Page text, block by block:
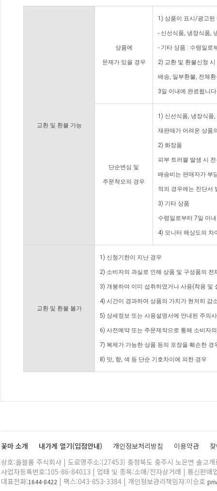
교환 및 환불 가능
상품에
문제가 있을 경우
1) 상품이 표시/광고된
- 신선식품, 냉장식품,
- 기타 상품 : 수령일로
2) 교환 및 환불신청
배송, 일부환불, 전체
3일 이내에 완료됩니
단순변심 및
주문착오의 경우
1) 신선식품, 냉장식품
재판매가 어려운 상품
2) 화장품
피부 트러블 발생 시
배송비는 판매자가 부
적의 경우에는 진단서
3) 기타 상품
수령일로부터 7일 이
4) 모니터 해상도의 차
교환 및 환불 불가
1) 신청기한이 지난 경우
2) 소비자의 과실로 인해 상품 및 구성품의
3) 개봉하여 이미 섭취하였거나 사용(착용 및
4) 시간이 경과하여 상품의 가치가 현저히 감
5) 상세정보 또는 사용설명서에 안내된 주의
6) 사전예약 또는 주문제작으로 통해 소비자
7) 복제가 가능한 상품 등의 포장을 훼손한 경
8) 맛, 향, 색 등 단순 기호차이에 의한 경우
꽃마 소개 내가게 열기(입점안내) 개인정보처리방침 이용약관
상호:올블룸 주식회사 | 도로명주소:(27453) 충청북도 충주시 노은면 솔고
사업자등록번호:105-86-84013 | 업태 및 종목:소매/전자상거래 | 통신판매
대표전화:1644-8422 | 팩스:043-853-3384 | 개인정보관리책임자:이승호